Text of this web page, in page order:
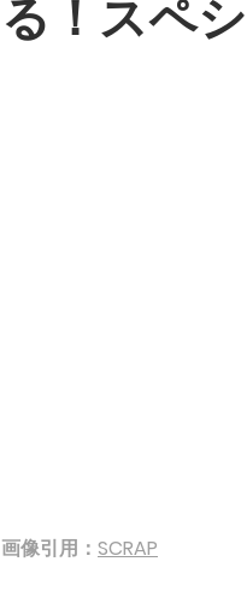
る！スペ
画像引用： SCRAP